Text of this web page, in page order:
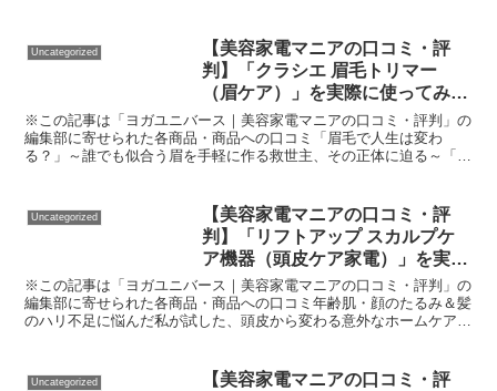
Uncategorized
【美容家電マニアの口コミ・評
判】「クラシエ 眉毛トリマー
（眉ケア）」を実際に使ってみた
正直感想
※この記事は「ヨガユニバース｜美容家電マニアの口コミ・評判」の
編集部に寄せられた各商品・商品への口コミ「眉毛で人生は変わ
る？」～誰でも似合う眉を手軽に作る救世主、その正体に迫る～「な
Uncategorized
【美容家電マニアの口コミ・評
判】「リフトアップ スカルプケ
ア機器（頭皮ケア家電）」を実際
に使ってみた正直感想
※この記事は「ヨガユニバース｜美容家電マニアの口コミ・評判」の
編集部に寄せられた各商品・商品への口コミ年齢肌・顔のたるみ＆髪
のハリ不足に悩んだ私が試した、頭皮から変わる意外なホームケアみ
Uncategorized
【美容家電マニアの口コミ・評